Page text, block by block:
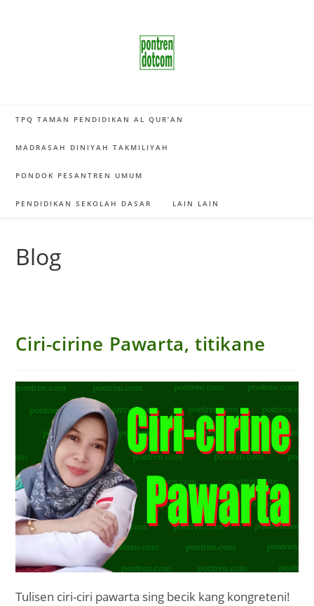
TPQ TAMAN PENDIDIKAN AL QUR’AN
MADRASAH DINIYAH TAKMILIYAH
PONDOK PESANTREN UMUM
PENDIDIKAN SEKOLAH DASAR LAIN LAIN
Blog
Ciri-cirine Pawarta, titikane
Tulisen ciri-ciri pawarta sing becik kang kongreteni!